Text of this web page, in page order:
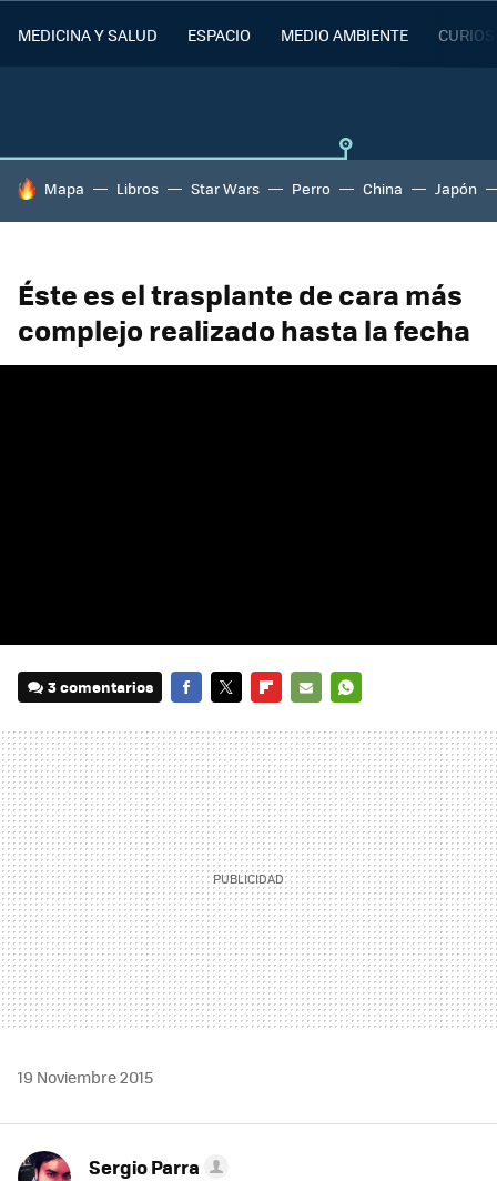
MEDICINA Y SALUD ESPACIO MEDIO AMBIENTE
HOY SE HABLA DE
Mapa Libros Star Wars Perro China Japón
Éste es el trasplante de cara más
complejo realizado hasta la fecha
3 comentarios
MAIL
19 Noviembre 2015
Sergio Parra